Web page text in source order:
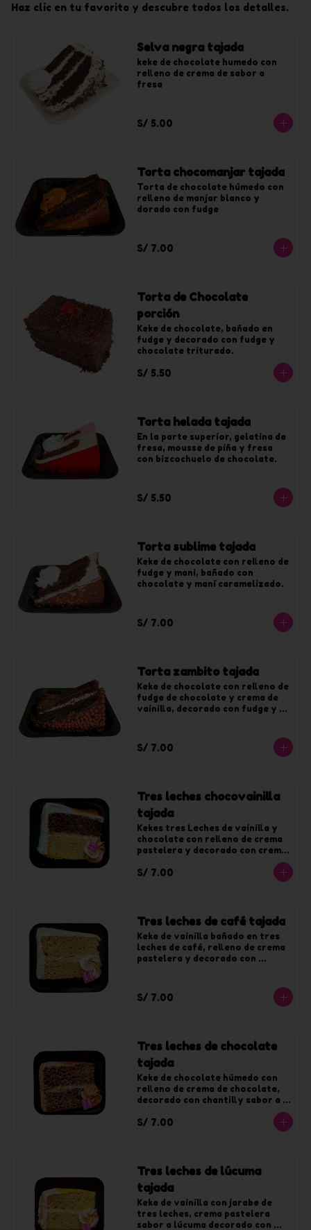
Haz clic en tu favorito y descubre todos los detalles.
Selva negra tajada
keke de chocolate humedo con
relleno de crema de sabor a
fresa
S/ 5.00
Torta chocomanjar tajada
Torta de chocolate húmedo con
relleno de manjar blanco y
dorado con fudge
S/ 7.00
Torta de Chocolate
porción
Keke de chocolate, bañado en
fudge y decorado con fudge y
chocolate triturado.
S/ 5.50
Torta helada tajada
En la parte superior, gelatina de
fresa, mousse de piña y fresa
con bizcochuelo de chocolate.
S/ 5.50
Torta sublime tajada
Keke de chocolate con relleno de
fudge y mani, bañado con
chocolate y maní caramelizado.
S/ 7.00
Torta zambito tajada
Keke de chocolate con relleno de
fudge de chocolate y crema de
vainilla, decorado con fudge y
S/ 7.00
Tres leches chocovainilla
tajada
Kekes tres Leches de vainilla y
chocolate con relleno de crema
pastelera y decorado con crema
S/ 7.00
Tres leches de café tajada
Keke de vainilla bañado en tres
leches de café, relleno de crema
pastelera y decorado con
S/ 7.00
Tres leches de chocolate
tajada
Keke de chocolate húmedo con
relleno de crema de chocolate,
decorado con chantilly sabor a
S/ 7.00
Tres leches de lúcuma
tajada
Keke de vainilla con jarabe de
tres leches, crema pastelera
sabor a lúcuma decorado con